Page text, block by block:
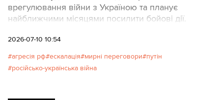
врегулювання війни з Україною та планує
найближчими місяцями посилити бойові дії.
2026-07-10 10:54
агресія рф ескалація мирні переговори путін
російсько-українська війна